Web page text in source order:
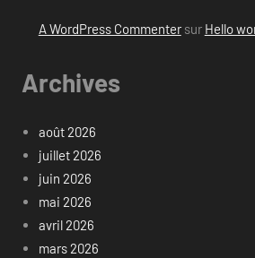
A WordPress Commentersur Hello
Archives
août 2026
juillet 2026
juin 2026
mai 2026
avril 2026
mars 2026